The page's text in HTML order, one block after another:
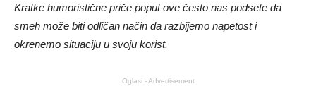
Kratke humoristične priče poput ove često nas podsete da
smeh može biti odličan način da razbijemo napetost i
okrenemo situaciju u svoju korist.
Oglasi - Advertisement